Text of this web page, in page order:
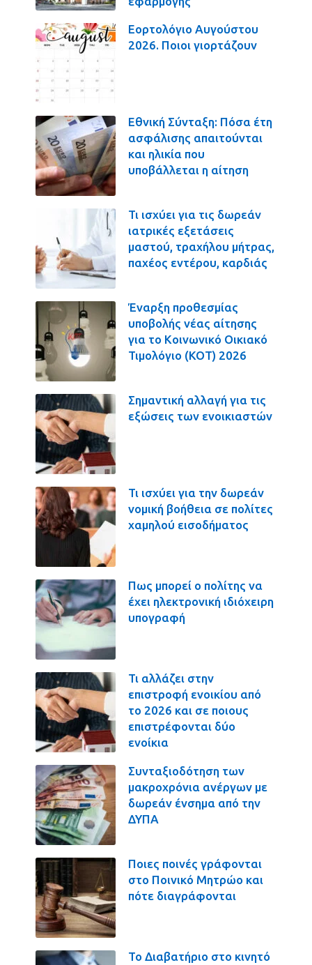
Εορτολόγιο Αυγούστου
2026. Ποιοι γιορτάζουν
Εθνική Σύνταξη: Πόσα έτη
ασφάλισης απαιτούνται
και ηλικία που
υποβάλλεται η αίτηση
Τι ισχύει για τις δωρεάν
ιατρικές εξετάσεις
μαστού, τραχήλου μήτρας,
παχέος εντέρου, καρδιάς
Έναρξη προθεσμίας
υποβολής νέας αίτησης
για το Κοινωνικό Οικιακό
Τιμολόγιο (ΚΟΤ) 2026
Σημαντική αλλαγή για τις
εξώσεις των ενοικιαστών
Τι ισχύει για την δωρεάν
νομική βοήθεια σε πολίτες
χαμηλού εισοδήματος
Πως μπορεί ο πολίτης να
έχει ηλεκτρονική ιδιόχειρη
υπογραφή
Τι αλλάζει στην
επιστροφή ενοικίου από
το 2026 και σε ποιους
επιστρέφονται δύο
ενοίκια
Συνταξιοδότηση των
μακροχρόνια ανέργων με
δωρεάν ένσημα από την
ΔΥΠΑ
Ποιες ποινές γράφονται
στο Ποινικό Μητρώο και
πότε διαγράφονται
Το Διαβατήριο στο κινητό